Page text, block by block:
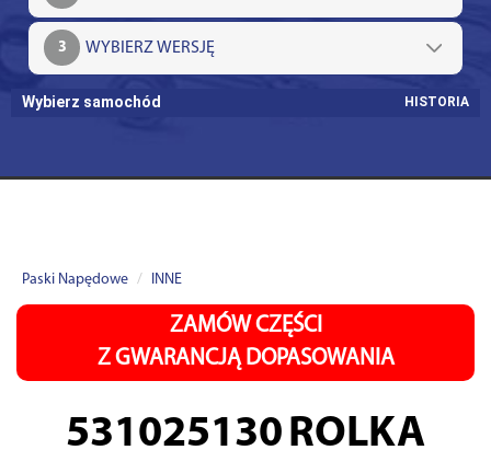
3
Wybierz samochód HISTORIA
Paski Napędowe INNE
ZAMÓW CZĘŚCI
Z GWARANCJĄ DOPASOWANIA
531025130 ROLKA